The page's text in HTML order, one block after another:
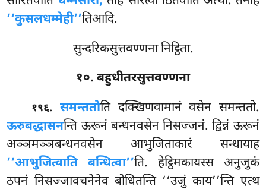
‘‘कुसलधम्मेही’’तिआदि.
सुन्दरिकसुत्तवण्णना निट्ठिता.
१०. बहुधीतरसुत्तवण्णना
१९६.समन्ततोति दक्खिणवामानं वसेन समन्ततो.
ऊरुबद्धासनन्ति ऊरूनं बन्धनवसेन निसज्जनं. द्विन्नं ऊरूनं
अञ्ञमञ्ञबन्धनवसेन आभुजिताकारं सन्धायाह
‘‘आभुजित्वाति बन्धित्वा’’ति. हेट्ठिमकायस्स अनुजुकं
ठपनं निसज्जावचनेनेव बोधितन्ति ‘‘उजुं काय’’न्ति एत्थ